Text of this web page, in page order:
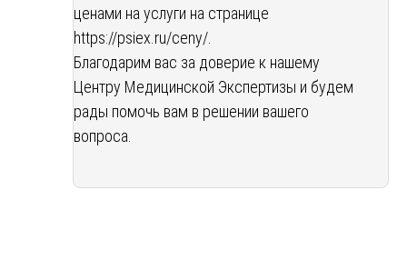
ценами на услуги на странице
https://psiex.ru/ceny/
Благодарим вас за доверие к нашему
Центру Медицинской Экспертизы и будем
рады помочь вам в решении вашего
вопроса.